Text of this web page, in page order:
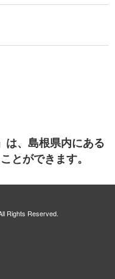
は、島根県内にある
とができます。
Rights Reserved.